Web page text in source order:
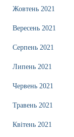
Жовтень 2021
Вересень 2021
Серпень 2021
Липень 2021
Червень 2021
Травень 2021
Квітень 2021